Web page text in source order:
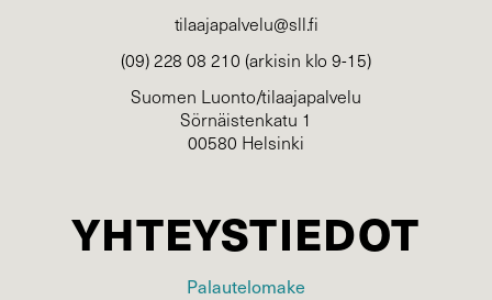
tilaajapalvelu@sll.fi
(09) 228 08 210 (arkisin klo 9-15)
Suomen Luonto/tilaajapalvelu
Sörnäistenkatu 1
00580 Helsinki
YHTEYSTIEDOT
Palautelomake